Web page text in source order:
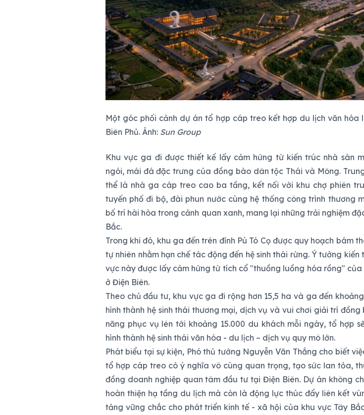
Một góc phối cảnh dự án tổ hợp cáp treo kết hợp du lịch văn hóa
Biên Phủ. Ảnh: Sun Group
Khu vực ga đi được thiết kế lấy cảm hứng từ kiến trúc nhà sàn
ngói, mái đá đặc trưng của đồng bào dân tộc Thái và Mông.
thể là nhà ga cáp treo cao ba tầng, kết nối với khu chợ phiên
tuyến phố đi bộ, đài phun nước cùng hệ thống công trình thương
bố trí hài hòa trong cảnh quan xanh, mang lại những trải nghiệm
Bắc.
Trong khi đó, khu ga đến trên đỉnh Pú Tó Cọ được quy hoạch bám
tự nhiên nhằm hạn chế tác động đến hệ sinh thái rừng. Ý tưởng kiến
vực này được lấy cảm hứng từ tích cổ "thuồng luồng hóa rồng" của
ở Điện Biên.
Theo chủ đầu tư, khu vực ga đi rộng hơn 15,5 ha và ga đến
hình thành hệ sinh thái thương mại, dịch vụ và vui chơi giải trí đồng
năng phục vụ lên tới khoảng 15.000 du khách mỗi ngày, tổ hợp
hình thành hệ sinh thái văn hóa - du lịch – dịch vụ quy mô lớn.
Phát biểu tại sự kiện, Phó thủ tướng Nguyễn Văn Thắng cho biết
tổ hợp cáp treo có ý nghĩa vô cùng quan trọng, tạo sức lan tỏa,
đồng doanh nghiệp quan tâm đầu tư tại Điện Biên. Dự án không
hoàn thiện hạ tầng du lịch mà còn là động lực thúc đẩy liên kết
tảng vững chắc cho phát triển kinh tế - xã hội của khu vực Tây